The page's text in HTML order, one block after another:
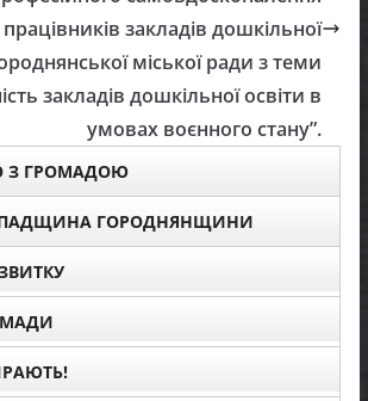
закладів дошкільної
міської ради з теми
закладів дошкільної освіти в
умовах воєнного стану”.
З ГРОМАДОЮ
ГОРОДНЯНЩИНИ